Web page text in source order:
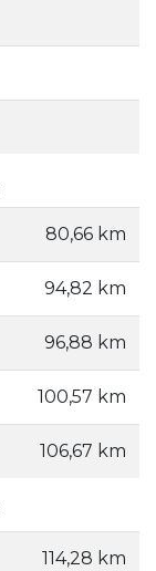
80,66 km
94,82 km
96,88 km
100,57 km
106,67 km
114,28 km